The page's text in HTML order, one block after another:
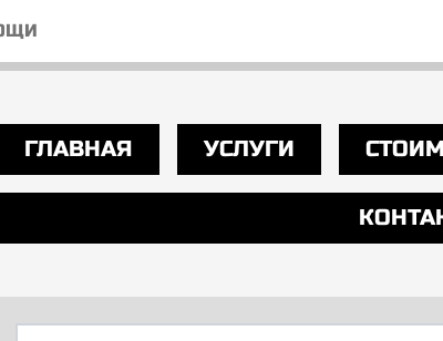
ГЛАВНАЯ УСЛУГИ